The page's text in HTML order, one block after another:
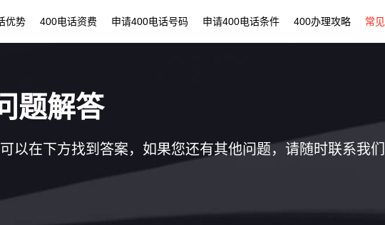
优势 400电话资费 申请400电话号码 申请400电话条件 400办理攻略 常
题解答
以在下方找到答案，如果您还有其他问题，请随时联系我